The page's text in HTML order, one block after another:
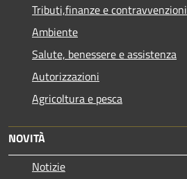
Tributi,finanze e contravvenzioni
Ambiente
Salute, benessere e assistenza
Autorizzazioni
Agricoltura e pesca
NOVITÀ
Notizie